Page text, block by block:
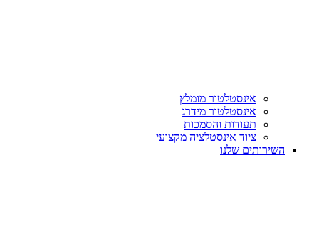
אינסטלטור מומלץ
אינסטלטור מידרג
תעודות והסמכות
ציוד אינסטלציה מקצועי
השירותים שלנו